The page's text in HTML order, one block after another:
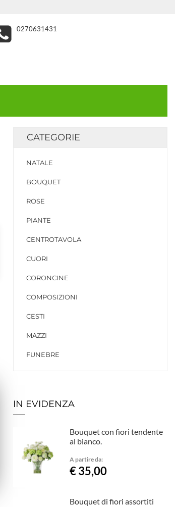
0270631431
CATEGORIE
NATALE
BOUQUET
ROSE
PIANTE
CENTROTAVOLA
CUORI
CORONCINE
COMPOSIZIONI
CESTI
MAZZI
FUNEBRE
IN EVIDENZA
Bouquet con fiori tendente
al bianco.
A partire da:
€ 35,00
Bouquet di fiori assortiti